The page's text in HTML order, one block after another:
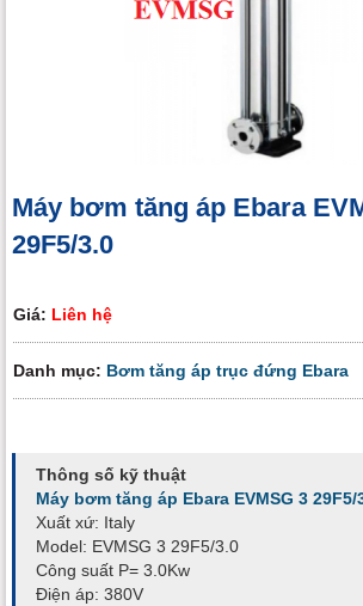
Máy bơm tăng áp Ebara
29F5/3.0
Giá: Liên hệ
Danh mục: Bơm tăng áp trục đứng Ebara
Thông số kỹ thuật
Máy bơm tăng áp Ebara EVMSG 3 29F5/
Xuất xứ: Italy
Model: EVMSG 3 29F5/3.0
Công suất P= 3.0Kw
Điện áp: 380V